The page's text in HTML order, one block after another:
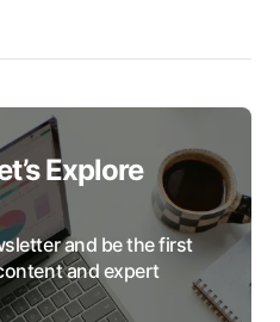
Explore
and be the first
and expert